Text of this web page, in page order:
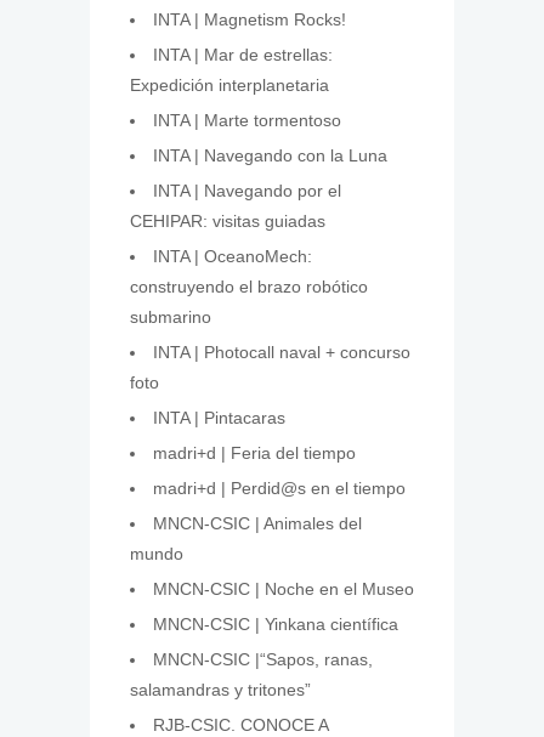
INTA | Magnetism Rocks!
INTA | Mar de estrellas:
Expedición interplanetaria
INTA | Marte tormentoso
INTA | Navegando con la Luna
INTA | Navegando por el
CEHIPAR: visitas guiadas
INTA | OceanoMech:
construyendo el brazo robótico
submarino
INTA | Photocall naval + concurso
foto
INTA | Pintacaras
madri+d | Feria del tiempo
madri+d | Perdid@s en el tiempo
MNCN-CSIC | Animales del
mundo
MNCN-CSIC | Noche en el Museo
MNCN-CSIC | Yinkana científica
MNCN-CSIC |“Sapos, ranas,
salamandras y tritones”
RJB-CSIC. CONOCE A